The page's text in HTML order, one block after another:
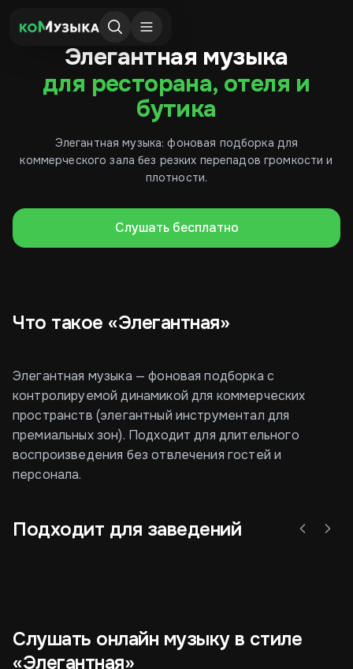
Элегантная музыка
для ресторана, отеля и
бутика
Элегантная музыка: фоновая подборка для
коммерческого зала без резких перепадов громкости и
плотности.
Слушать бесплатно
Что такое «Элегантная»
Элегантная музыка — фоновая подборка с
контролируемой динамикой для коммерческих
пространств (элегантный инструментал для
премиальных зон). Подходит для длительного
воспроизведения без отвлечения гостей и
персонала.
Подходит для заведений
Слушать онлайн музыку в стиле
«Элегантная»